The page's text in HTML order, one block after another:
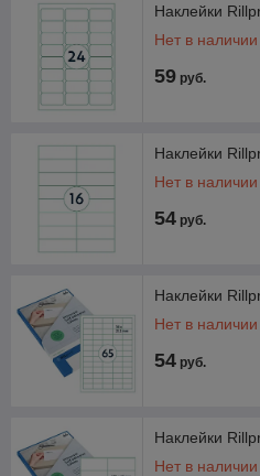
Опытные консультанты
требуемого офисного
Доставка
После согласования всех
Выгодное
Наклейки
Нет в наличии
59 руб.
Наклейки
Нет в наличии
54 руб.
Наклейки
Нет в наличии
54 руб.
Наклейки
Нет в наличии